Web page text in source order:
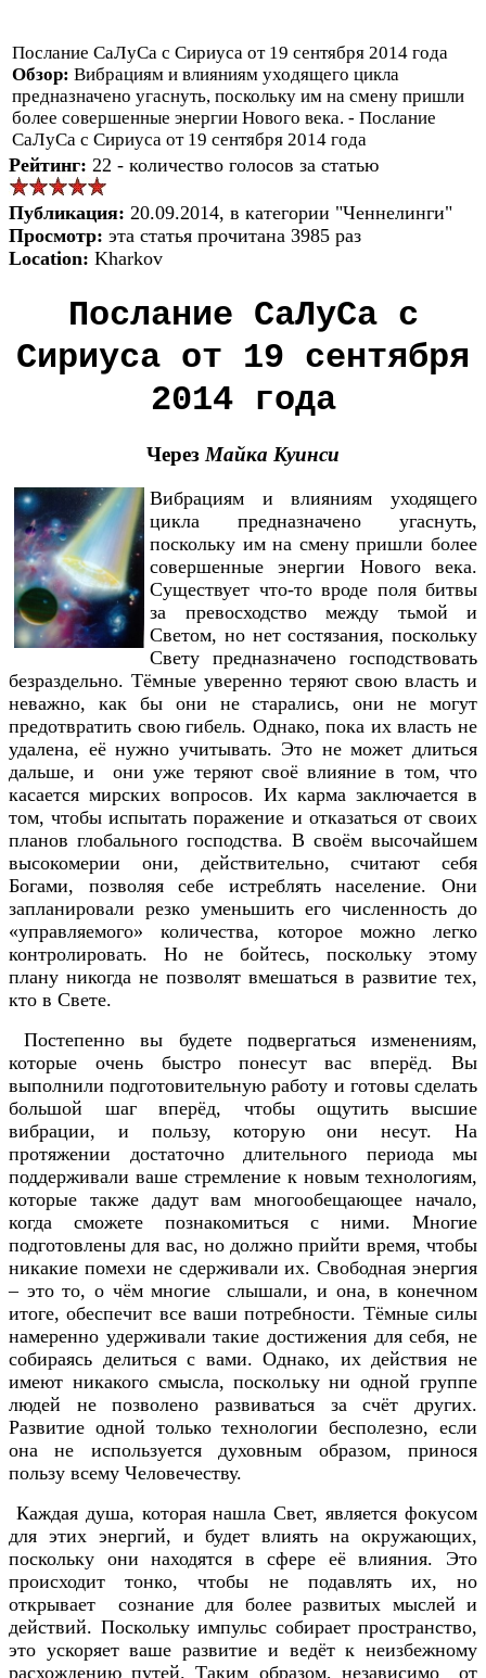
Послание СаЛуСа с Сириуса от 19 сентября 2014 года
Обзор: Вибрациям и влияниям уходящего цикла
предназначено угаснуть, поскольку им на смену пришли
более совершенные энергии Нового века. - Послание
СаЛуСа с Сириуса от 19 сентября 2014 года
Рейтинг: 22 - количество голосов за статью
Публикация: 20.09.2014, в категории "Ченнелинги"
Просмотр: эта статья прочитана 3985 раз
Location: Kharkov
Послание СаЛуСа с
Сириуса от 19 сентября
2014 года
ЧерезМайка Куинси
Вибрациям и влияниям уходящего
цикла предназначено угаснуть,
поскольку им на смену пришли более
совершенные энергии Нового века.
Существует что-то вроде поля битвы
за превосходство между тьмой и
Светом, но нет состязания, поскольку
Свету предназначено господствовать
безраздельно. Тёмные уверенно теряют свою власть и
неважно, как бы они не старались, они не могут
предотвратить свою гибель. Однако, пока их власть не
удалена, её нужно учитывать. Это не может длиться
дальше, и они уже теряют своё влияние в том, что
касается мирских вопросов. Их карма заключается в
том, чтобы испытать поражение и отказаться от своих
планов глобального господства. В своём высочайшем
высокомерии они, действительно, считают себя
Богами, позволяя себе истреблять население. Они
запланировали резко уменьшить его численность до
«управляемого» количества, которое можно легко
контролировать. Но не бойтесь, поскольку этому
плану никогда не позволят вмешаться в развитие тех,
кто в Свете.
Постепенно вы будете подвергаться изменениям,
которые очень быстро понесут вас вперёд. Вы
выполнили подготовительную работу и готовы сделать
большой шаг вперёд, чтобы ощутить высшие
вибрации, и пользу, которую они несут. На
протяжении достаточно длительного периода мы
поддерживали ваше стремление к новым технологиям,
которые также дадут вам многообещающее начало,
когда сможете познакомиться с ними. Многие
подготовлены для вас, но должно прийти время, чтобы
никакие помехи не сдерживали их. Свободная энергия
– это то, о чём многие слышали, и она, в конечном
итоге, обеспечит все ваши потребности. Тёмные силы
намеренно удерживали такие достижения для себя, не
собираясь делиться с вами. Однако, их действия не
имеют никакого смысла, поскольку ни одной группе
людей не позволено развиваться за счёт других.
Развитие одной только технологии бесполезно, если
она не используется духовным образом, принося
пользу всему Человечеству.
Каждая душа, которая нашла Свет, является фокусом
для этих энергий, и будет влиять на окружающих,
поскольку они находятся в сфере её влияния. Это
происходит тонко, чтобы не подавлять их, но
открывает сознание для более развитых мыслей и
действий. Поскольку импульс собирает пространство,
это ускоряет ваше развитие и ведёт к неизбежному
расхождению путей. Таким образом, независимо от